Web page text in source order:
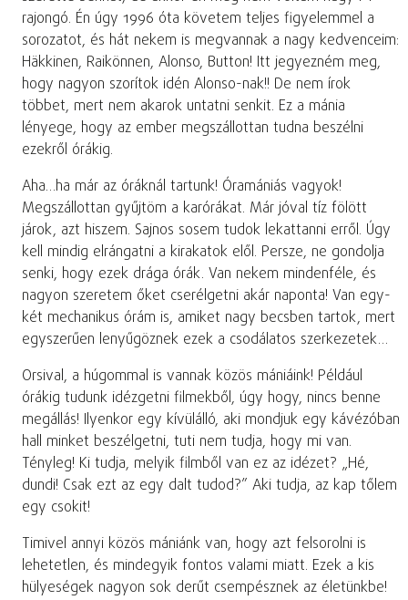
rajongó. Én úgy 1996 óta követem teljes figyelemmel a
sorozatot, és hát nekem is megvannak a nagy kedvenceim:
Häkkinen, Raikönnen, Alonso, Button! Itt jegyezném meg,
hogy nagyon szorítok idén Alonso-nak!! De nem írok
többet, mert nem akarok untatni senkit. Ez a mánia
lényege, hogy az ember megszállottan tudna beszélni
ezekről órákig.
Aha…ha már az óráknál tartunk! Óramániás vagyok!
Megszállottan gyűjtöm a karórákat. Már jóval tíz fölött
járok, azt hiszem. Sajnos sosem tudok lekattanni erről. Úgy
kell mindig elrángatni a kirakatok elől. Persze, ne gondolja
senki, hogy ezek drága órák. Van nekem mindenféle, és
nagyon szeretem őket cserélgetni akár naponta! Van egy-
két mechanikus órám is, amiket nagy becsben tartok, mert
egyszerűen lenyűgöznek ezek a csodálatos szerkezetek…
Orsival, a húgommal is vannak közös mániáink! Például
órákig tudunk idézgetni filmekből, úgy hogy, nincs benne
megállás! Ilyenkor egy kívülálló, aki mondjuk egy kávézóban
hall minket beszélgetni, tuti nem tudja, hogy mi van.
Tényleg! Ki tudja, melyik filmből van ez az idézet? „Hé,
dundi! Csak ezt az egy dalt tudod?” Aki tudja, az kap tőlem
egy csokit!
Timivel annyi közös mániánk van, hogy azt felsorolni is
lehetetlen, és mindegyik fontos valami miatt. Ezek a kis
hülyeségek nagyon sok derűt csempésznek az életünkbe!